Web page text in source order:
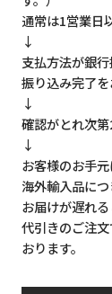
通常は1営業日
↓
支払方法が銀
振り込み完了
↓
確認がとれ次
↓
お客様のお手元
海外輸入品につ
お届けが遅れ
代引きのご注
おります。